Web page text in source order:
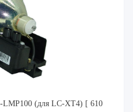
LMP100 (для LC-XT4) [ 610